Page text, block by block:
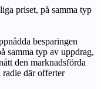
priset, på samma typ
besparingen
samma typ av uppdrag,
den marknadsförda
där offerter